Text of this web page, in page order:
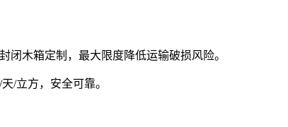
木箱定制，最大限度降低运输破损风险。
/立方，安全可靠。